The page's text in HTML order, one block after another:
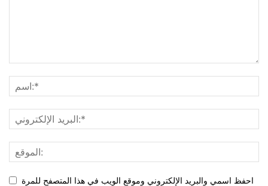
احفظ اسمي والبريد الإلكتروني وموقع الويب في هذا المتصفح للمرة